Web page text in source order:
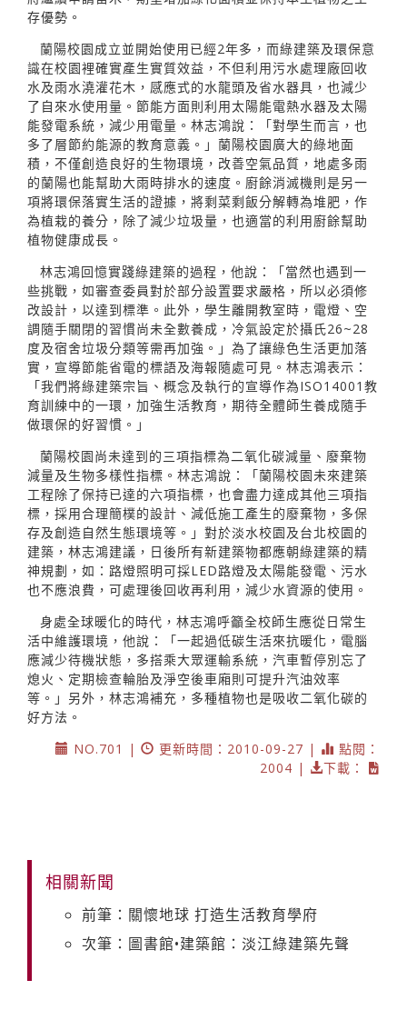
存優勢。
蘭陽校園成立並開始使用已經2年多，而綠建築及環保意
識在校園裡確實產生實質效益，不但利用污水處理廠回收
水及雨水澆灌花木，感應式的水龍頭及省水器具，也減少
了自來水使用量。節能方面則利用太陽能電熱水器及太陽
能發電系統，減少用電量。林志鴻說：「對學生而言，也
多了層節約能源的教育意義。」蘭陽校園廣大的綠地面
積，不僅創造良好的生物環境，改善空氣品質，地處多雨
的蘭陽也能幫助大雨時排水的速度。廚餘消滅機則是另一
項將環保落實生活的證據，將剩菜剩飯分解轉為堆肥，作
為植栽的養分，除了減少垃圾量，也適當的利用廚餘幫助
植物健康成長。
林志鴻回憶實踐綠建築的過程，他說：「當然也遇到一
些挑戰，如審查委員對於部分設置要求嚴格，所以必須修
改設計，以達到標準。此外，學生離開教室時，電燈、空
調隨手關閉的習慣尚未全數養成，冷氣設定於攝氏26~28
度及宿舍垃圾分類等需再加強。」為了讓綠色生活更加落
實，宣導節能省電的標語及海報隨處可見。林志鴻表示：
「我們將綠建築宗旨、概念及執行的宣導作為ISO14001教
育訓練中的一環，加強生活教育，期待全體師生養成隨手
做環保的好習慣。」
蘭陽校園尚未達到的三項指標為二氧化碳減量、廢棄物
減量及生物多樣性指標。林志鴻說：「蘭陽校園未來建築
工程除了保持已達的六項指標，也會盡力達成其他三項指
標，採用合理簡樸的設計、減低施工產生的廢棄物，多保
存及創造自然生態環境等。」對於淡水校園及台北校園的
建築，林志鴻建議，日後所有新建築物都應朝綠建築的精
神規劃，如：路燈照明可採LED路燈及太陽能發電、污水
也不應浪費，可處理後回收再利用，減少水資源的使用。
身處全球暖化的時代，林志鴻呼籲全校師生應從日常生
活中維護環境，他說：「一起過低碳生活來抗暖化，電腦
應減少待機狀態，多搭乘大眾運輸系統，汽車暫停別忘了
熄火、定期檢查輪胎及淨空後車廂則可提升汽油效率
等。」另外，林志鴻補充，多種植物也是吸收二氧化碳的
好方法。
NO.701 |
更新時間：2010-09-27 |
點閱：
2004 |
下載：
相關新聞
前筆：關懷地球 打造生活教育學府
次筆：圖書館•建築館：淡江綠建築先聲